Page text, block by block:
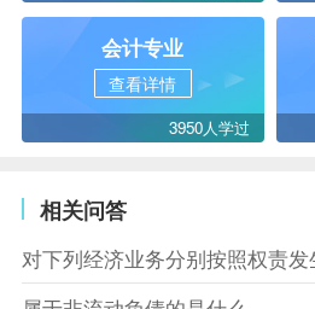
会计专业
查看详情
3950人学过
相关问答